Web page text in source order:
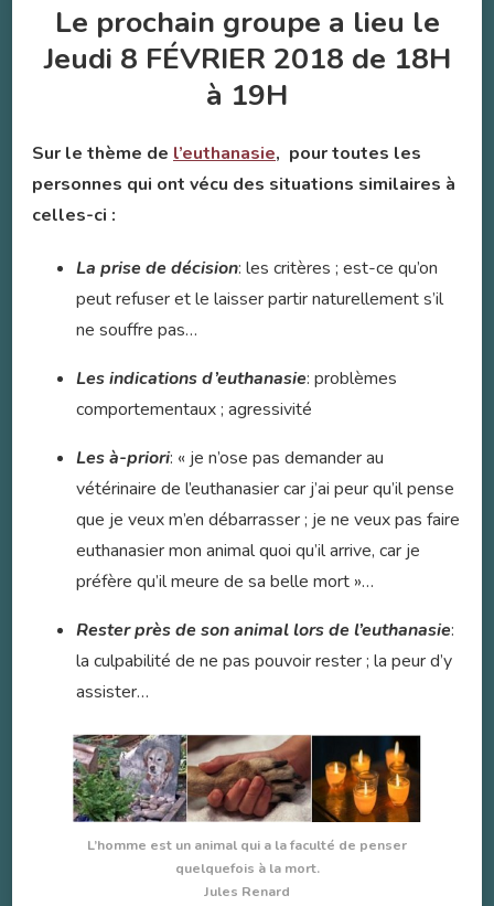
Le prochain groupe a lieu le
Jeudi 8 FÉVRIER 2018 de 18H
à 19H
Sur le thème de l’euthanasie, pour toutes les
personnes qui ont vécu des situations similaires à
celles-ci :
La prise de décision: les critères ; est-ce qu’on
peut refuser et le laisser partir naturellement s’il
ne souffre pas…
Les indications d’euthanasie: problèmes
comportementaux ; agressivité
Les à-priori: « je n’ose pas demander au
vétérinaire de l’euthanasier car j’ai peur qu’il pense
que je veux m’en débarrasser ; je ne veux pas faire
euthanasier mon animal quoi qu’il arrive, car je
préfère qu’il meure de sa belle mort »…
Rester près de son animal lors de l’euthanasie:
la culpabilité de ne pas pouvoir rester ; la peur d’y
assister…
L’homme est un animal qui a la faculté de penser
quelquefois à la mort.
Jules Renard